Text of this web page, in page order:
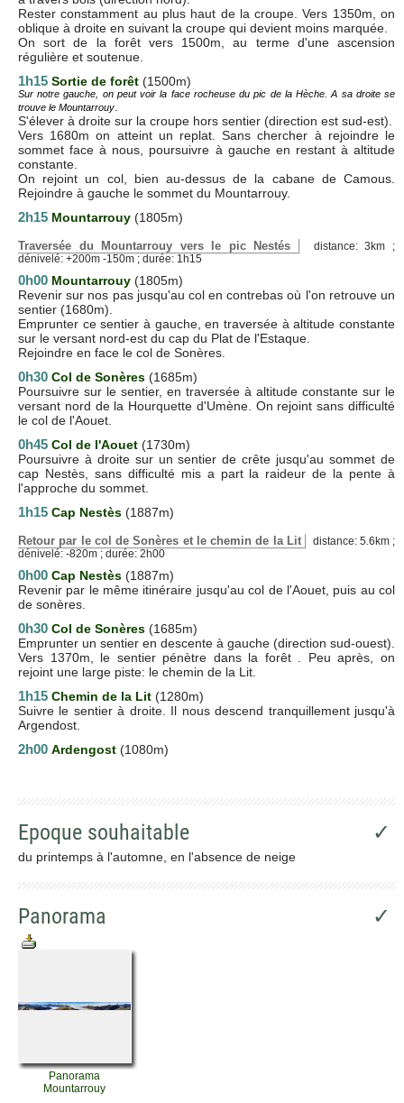
Rester constamment au plus haut de la croupe. Vers 1350m, on
oblique à droite en suivant la croupe qui devient moins marquée.
On sort de la forêt vers 1500m, au terme d'une ascension
régulière et soutenue.
1h15 Sortie de forêt (1500m)
Sur notre gauche, on peut voir la face rocheuse du pic de la Hèche. A sa droite se
trouve le Mountarrouy
S'élever à droite sur la croupe hors sentier (direction est sud-est).
Vers 1680m on atteint un replat. Sans chercher à rejoindre le
sommet face à nous, poursuivre à gauche en restant à altitude
constante.
On rejoint un col, bien au-dessus de la cabane de Camous.
Rejoindre à gauche le sommet du Mountarrouy.
2h15 Mountarrouy (1805m)
Traversée du Mountarrouy vers le pic Nestés
distance: 3km ;
dénivelé: +200m -150m ; durée: 1h15
0h00 Mountarrouy (1805m)
Revenir sur nos pas jusqu'au col en contrebas où l'on retrouve un
sentier (1680m).
Emprunter ce sentier à gauche, en traversée à altitude constante
sur le versant nord-est du cap du Plat de l'Estaque.
Rejoindre en face le col de Sonères.
0h30 Col de Sonères (1685m)
Poursuivre sur le sentier, en traversée à altitude constante sur le
versant nord de la Hourquette d'Umène. On rejoint sans difficulté
le col de l'Aouet.
0h45 Col de l'Aouet (1730m)
Poursuivre à droite sur un sentier de crête jusqu'au sommet de
cap Nestès, sans difficulté mis a part la raideur de la pente à
l'approche du sommet.
1h15 Cap Nestès (1887m)
Retour par le col de Sonères et le chemin de la Lit
distance: 5.6km ;
dénivelé: -820m ; durée: 2h00
0h00 Cap Nestès (1887m)
Revenir par le même itinéraire jusqu'au col de l'Aouet, puis au col
de sonères.
0h30 Col de Sonères (1685m)
Emprunter un sentier en descente à gauche (direction sud-ouest).
Vers 1370m, le sentier pénètre dans la forêt . Peu après, on
rejoint une large piste: le chemin de la Lit.
1h15 Chemin de la Lit (1280m)
Suivre le sentier à droite. Il nous descend tranquillement jusqu'à
Argendost.
2h00 Ardengost (1080m)
Epoque souhaitable ✓
du printemps à l'automne, en l'absence de neige
Panorama ✓
Panorama
Mountarrouy